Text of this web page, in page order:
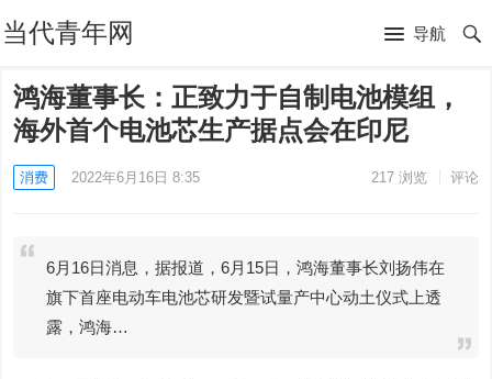
当代青年网 导航
鸿海董事长：正致力于自制电池模组，
海外首个电池芯生产据点会在印尼
消费 2022年6月16日 8:35 217浏览 评论
6月16日消息，据报道，6月15日，鸿海董事长刘扬伟在
旗下首座电动车电池芯研发暨试量产中心动土仪式上透
露，鸿海…